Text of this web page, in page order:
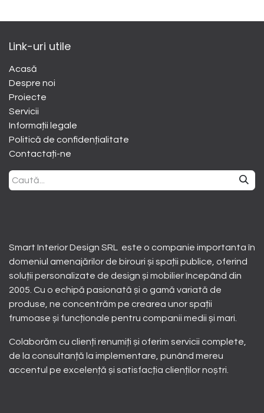
Link-uri utile
Acasă
Despre noi
​Proiecte
Servicii
Informații legale
Politică de confidențialitate
Contactați-ne
Smart Interior Design SRL este o companie importanta în
domeniul amenajărilor de birouri și spații publice, oferind
soluții personalizate de design și mobilier începând din
2005. Cu o echipă pasionată și o gamă variată de
produse, ne concentrăm pe crearea unor spații
frumoase și funcționale pentru companii medii și mari.
Colaborăm cu clienți renumiți și oferim servicii complete,
de la consultanță la implementare, punând mereu
accentul pe excelență și satisfacția clienților noștri.